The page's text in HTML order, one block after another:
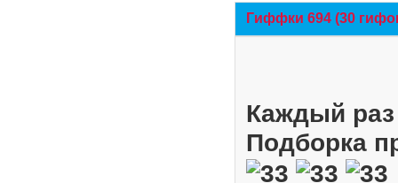
Гиффки 694 (30
Каждый
Подборка